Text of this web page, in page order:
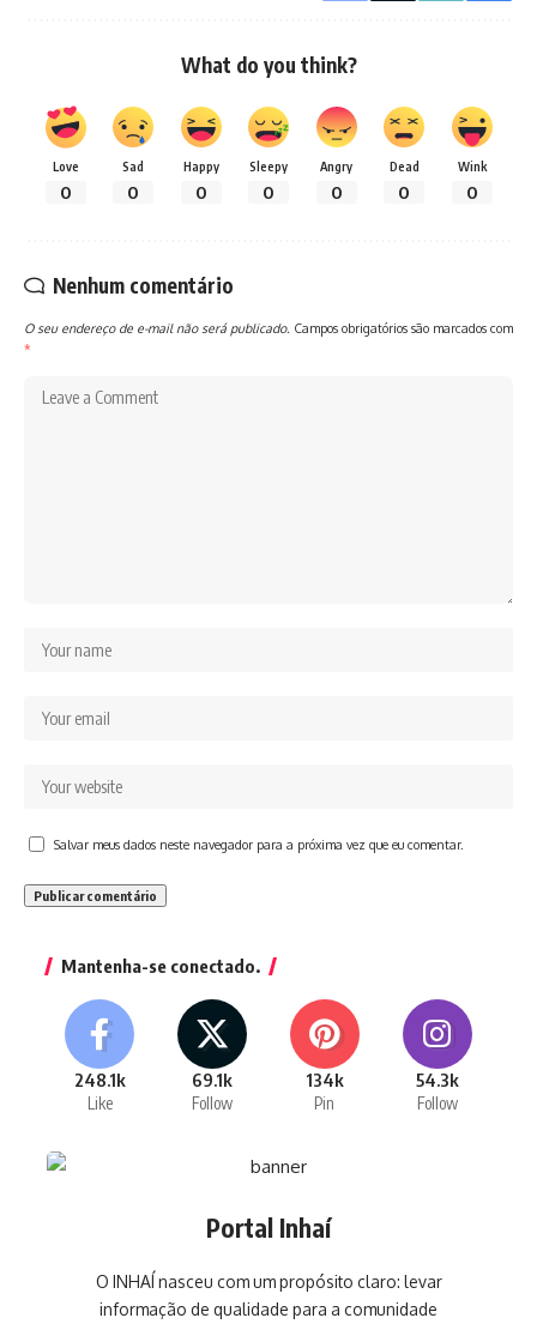
What do you think?
Love
0
Sad
0
Happy
0
Sleepy
0
Angry
0
Dead
0
Wink
0
Nenhum comentário
O seu endereço de e-mail não será publicado. Campos obrigatórios são marcados com
*
Salvar meus dados neste navegador para a próxima vez que eu comentar.
Mantenha-se conectado.
248.1k
Like
69.1k
Follow
134k
Pin
54.3k
Follow
Portal Inhaí
O INHAÍ nasceu com um propósito claro: levar
informação de qualidade para a comunidade